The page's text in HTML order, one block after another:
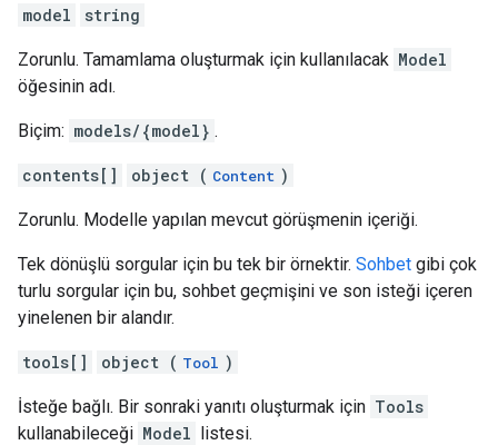
model
string
Zorunlu. Tamamlama oluşturmak için kullanılacak Model
öğesinin adı.
Biçim: models/{model} .
contents[] object ( Content )
Zorunlu. Modelle yapılan mevcut görüşmenin içeriği.
Tek dönüşlü sorgular için bu tek bir örnektir. Sohbet gibi çok
turlu sorgular için bu, sohbet geçmişini ve son isteği içeren
yinelenen bir alandır.
tools[] object ( Tool )
İsteğe bağlı. Bir sonraki yanıtı oluşturmak için Tools
kullanabileceği Model listesi.